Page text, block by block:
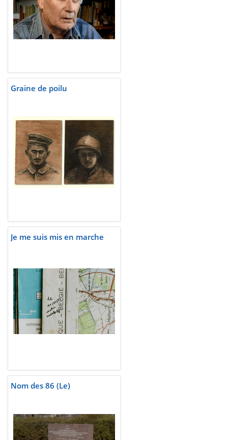
Graine de poilu
Je me suis mis en marche
Nom des 86 (Le)